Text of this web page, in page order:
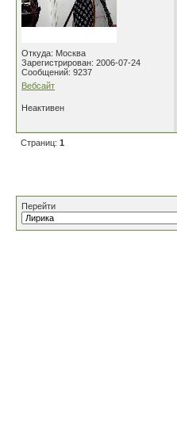
Откуда: Москва
Зарегистрирован: 2006-07-24
Сообщений: 9237
Вебсайт
Неактивен
Страниц: 1
Перейти